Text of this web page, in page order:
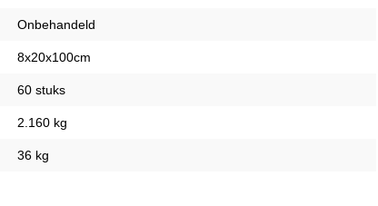
Onbehandeld
8x20x100cm
60 stuks
2.160 kg
36 kg